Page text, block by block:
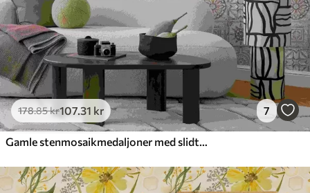
Premium
448.33269.00kr/m²
Premium vinyl
516.67310.00kr/m²
178.85kr107.31 kr 7
Gamle stenmosaikmedaljoner med slidte detaljer